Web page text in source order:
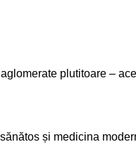
plutitoare –
și medicina